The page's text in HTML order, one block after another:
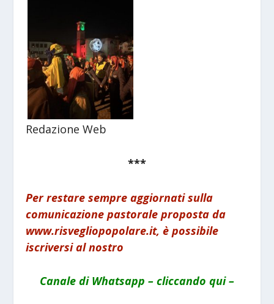
Redazione Web
***
Per restare sempre aggiornati sulla
comunicazione pastorale proposta da
www.risvegliopopolare.it, è possibile
iscriversi al nostro
Canale di Whatsapp – cliccando qui –